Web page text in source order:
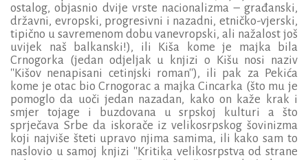
ostalog, objasnio dvije vrste nacionalizma – građanski,
državni, evropski, progresivni i nazadni, etničko-vjerski,
tipično u savremenom dobu vanevropski, ali nažalost još
uvijek naš balkanski!), ili Kiša kome je majka bila
Crnogorka (jedan odjeljak u knjizi o Kišu nosi naziv
''Kišov nenapisani cetinjski roman''), ili pak za Pekića
kome je otac bio Crnogorac a majka Cincarka (što mu je
pomoglo da uoči jedan nazadan, kako on kaže krak i
smjer tojage i buzdovana u srpskoj kulturi a što
sprječava Srbe da iskorače iz velikosrpskog šovinizma
koji najviše šteti upravo njima samima, ili kako sam to
naslovio u samoj knjizi ''Kritika velikosrpstva od strane